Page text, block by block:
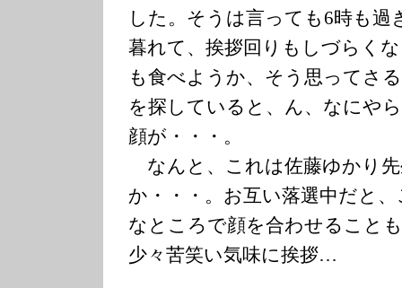
した。そうは言っても6時も過
暮れて、挨拶回りもしづらく
も食べようか、そう思ってさ
を探していると、ん、なにや
顔が・・・。
なんと、これは佐藤ゆかり
か・・・。お互い落選中だと
なところで顔を合わせること
少々苦笑い気味に挨拶…